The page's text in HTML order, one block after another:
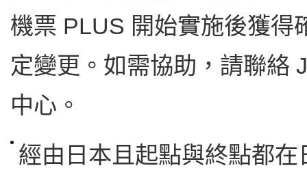
機票 PLUS 開始實施後獲得
定變更。如需協助，請聯絡
中心。
經由日本且起點與終點都在